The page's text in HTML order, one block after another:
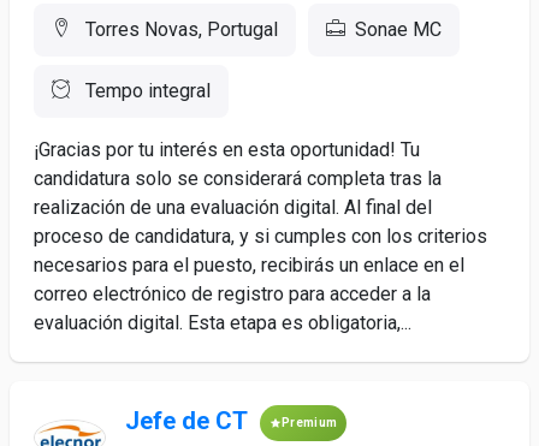
Torres Novas, Portugal Sonae MC
Tempo integral
¡Gracias por tu interés en esta oportunidad! Tu
candidatura solo se considerará completa tras la
realización de una evaluación digital. Al final del
proceso de candidatura, y si cumples con los criterios
necesarios para el puesto, recibirás un enlace en el
correo electrónico de registro para acceder a la
evaluación digital. Esta etapa es obligatoria,...
Jefe de CT Premium